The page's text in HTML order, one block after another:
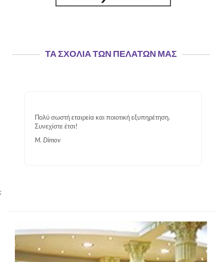
ΤΑ ΣΧΌΛΙΑ ΤΩΝ ΠΕΛΑΤΏΝ ΜΑΣ
Πολύ σωστή εταιρεία και ποιοτική εξυπηρέτηση.
Συνεχίστε έτσι!
M. Dimov
;